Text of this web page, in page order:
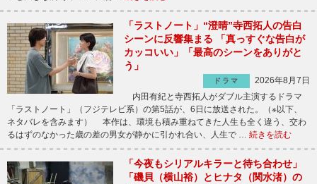
「ラストノート」“澄晴”寺西拓人の告白
シーンに反響集まる 「真っすぐな告白が
カッコいい」「最高のシーンをありがと
う」
ドラマ
2026年8月7日
内田有紀と寺西拓人がダブル主演するドラマ
「ラストノート」（フジテレビ系）の第5話が、6日に放送された。（※以下、
ネタバレを含みます） 本作は、環境も積み重ねてきた人生も全く違う、交わ
るはずのなかった歳の差の男女が静かに引かれ合い、人生で … 続きを読む
「今夜もシリアルキラーと待ち合わせ」
「磯貝（横山裕）とヒナタ（関水渚）の